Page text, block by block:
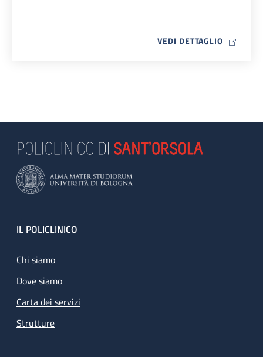
VEDI DETTAGLIO MAP ICON
Footer
IL POLICLINICO
Chi siamo
Dove siamo
Carta dei servizi
Strutture